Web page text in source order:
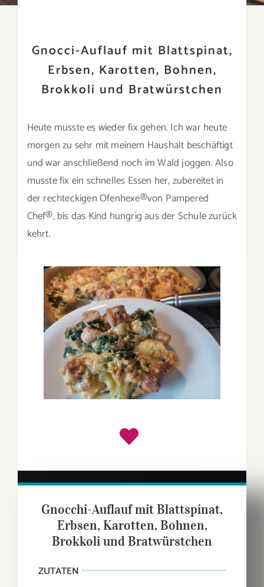
Gnocci-Auflauf mit Blattspinat,
Erbsen, Karotten, Bohnen,
Brokkoli und Bratwürstchen
Heute musste es wieder fix gehen. Ich war heute
morgen zu sehr mit meinem Haushalt beschäftigt
und war anschließend noch im Wald joggen. Also
musste fix ein schnelles Essen her, zubereitet in
der rechteckigen Ofenhexe®von Pampered
Chef®, bis das Kind hungrig aus der Schule zurück
kehrt.
Gnocchi-Auflauf mit Blattspinat,
Erbsen, Karotten, Bohnen,
Brokkoli und Bratwürstchen
ZUTATEN